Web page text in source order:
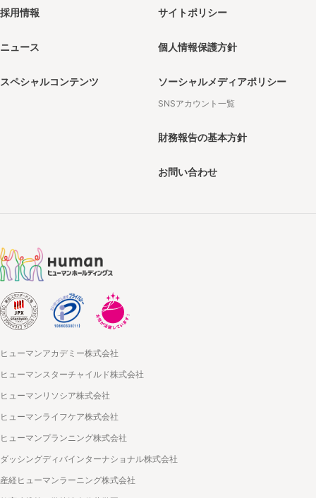
採用情報
ニュース
スペシャルコンテンツ
サイトポリシー
個人情報保護方針
ソーシャルメディアポリシー
SNSアカウント一覧
財務報告の基本方針
お問い合わせ
ヒューマンアカデミー株式会社
ヒューマンスターチャイルド株式会社
ヒューマンリソシア株式会社
ヒューマンライフケア株式会社
ヒューマンプランニング株式会社
ダッシングディバインターナショナル株式会社
産経ヒューマンラーニング株式会社